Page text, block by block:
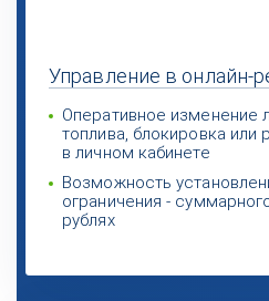
Управление в онлайн-
Оперативное изменение
топлива, блокировка или
в личном кабинете
Возможность
ограничения -
рублях